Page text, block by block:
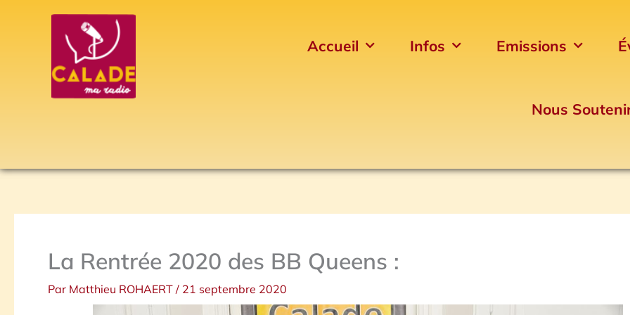
Accueil Infos Emissions
Nous
La Rentrée 2020 des BB Queens :
Par Matthieu ROHAERT / 21 septembre 2020